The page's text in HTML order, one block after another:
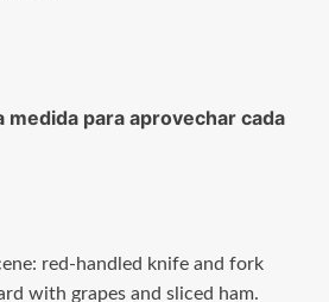
medida para aprovechar cada